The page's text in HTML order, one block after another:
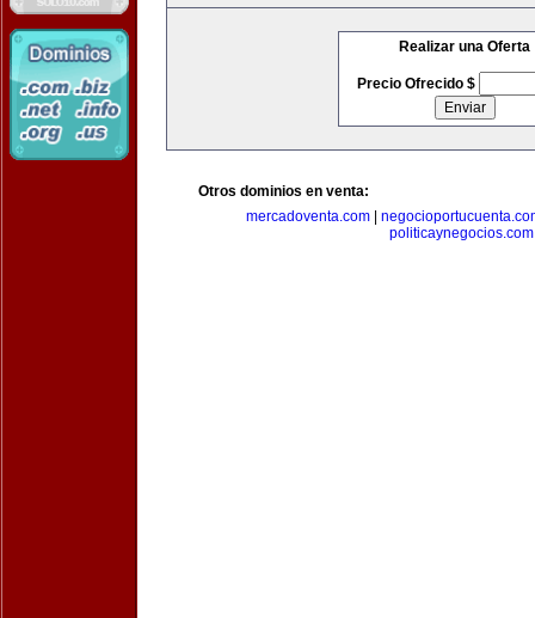
Realizar una Oferta
Precio Ofrecido $
Otros dominios en venta:
mercadoventa.com
politicaynegocios.com